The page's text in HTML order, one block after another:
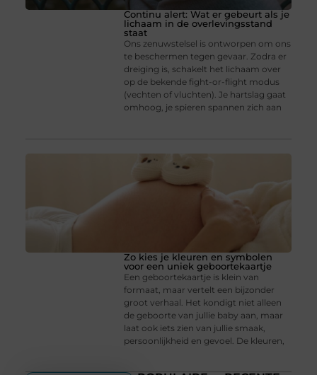
Continu alert: Wat er gebeurt als je
lichaam in de overlevingsstand
staat
Ons zenuwstelsel is ontworpen om ons
te beschermen tegen gevaar. Zodra er
dreiging is, schakelt het lichaam over
op de bekende fight-or-flight modus
(vechten of vluchten). Je hartslag gaat
omhoog, je spieren spannen zich aan
Zo kies je kleuren en symbolen
voor een uniek geboortekaartje
Een geboortekaartje is klein van
formaat, maar vertelt een bijzonder
groot verhaal. Het kondigt niet alleen
de geboorte van jullie baby aan, maar
laat ook iets zien van jullie smaak,
persoonlijkheid en gevoel. De kleuren,